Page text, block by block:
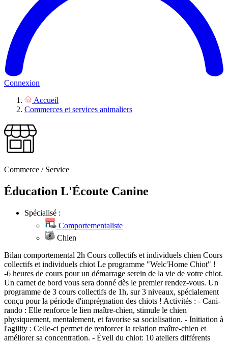
Connexion
Accueil
Commerces et services animaliers
Commerce / Service
Éducation L'Écoute Canine
Spécialisé :
Comportementaliste
Chien
Bilan comportemental 2h Cours collectifs et individuels chien Cours
collectifs et individuels chiot Le programme "Welc'Home Chiot" !
-6 heures de cours pour un démarrage serein de la vie de votre chiot.
Un carnet de bord vous sera donné dès le premier rendez-vous. Un
programme de 3 cours collectifs de 1h, sur 3 niveaux, spécialement
conçu pour la période d'imprégnation des chiots ! Activités : - Cani-
rando : Elle renforce le lien maître-chien, stimule le chien
physiquement, mentalement, et favorise sa socialisation. - Initiation à
l'agility : Celle-ci permet de renforcer la relation maître-chien et
améliorer sa concentration. - Éveil du chiot: 10 ateliers différents